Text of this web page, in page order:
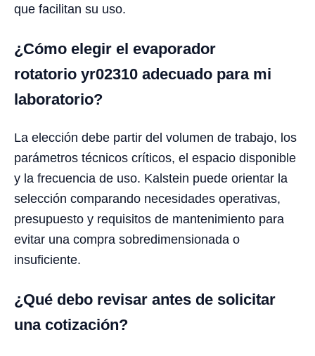
que facilitan su uso.
¿Cómo elegir el evaporador
rotatorio yr02310 adecuado para mi
laboratorio?
La elección debe partir del volumen de trabajo, los
parámetros técnicos críticos, el espacio disponible
y la frecuencia de uso. Kalstein puede orientar la
selección comparando necesidades operativas,
presupuesto y requisitos de mantenimiento para
evitar una compra sobredimensionada o
insuficiente.
¿Qué debo revisar antes de solicitar
una cotización?